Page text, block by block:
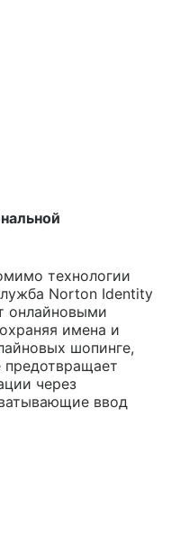
технологии
Norton Identity
онлайновыми
имена и
шопинге,
предотвращает
через
ввод